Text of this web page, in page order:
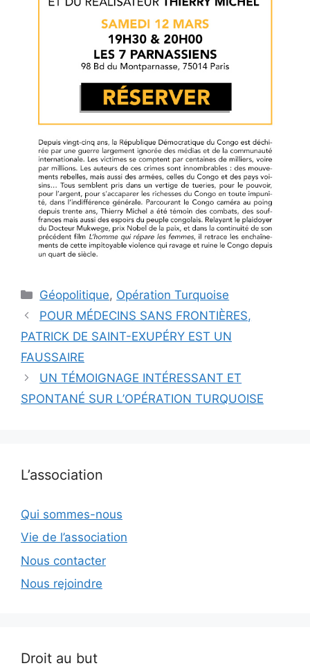
Catégories
Géopolitique, Opération Turquoise
POUR MÉDECINS SANS FRONTIÈRES,
PATRICK DE SAINT-EXUPÉRY EST UN
FAUSSAIRE
UN TÉMOIGNAGE INTÉRESSANT ET
SPONTANÉ SUR L’OPÉRATION TURQUOISE
L’association
Qui sommes-nous
Vie de l’association
Nous contacter
Nous rejoindre
Droit au but